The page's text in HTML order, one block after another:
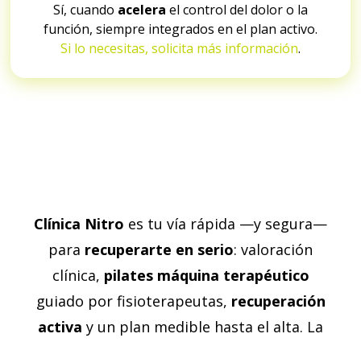
Sí, cuando acelera el control del dolor o la
función, siempre integrados en el plan activo.
Si lo necesitas, solicita más información.
Clínica Nitro es tu vía rápida —y segura—
para recuperarte en serio: valoración
clínica, pilates máquina terapéutico
guiado por fisioterapeutas, recuperación
activa y un plan medible hasta el alta. La